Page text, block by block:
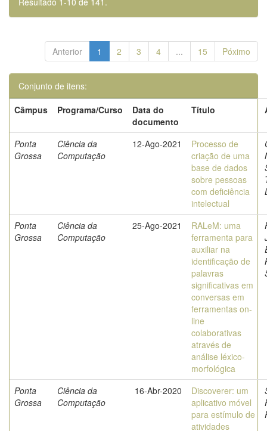
Anterior 1 2 3 4 ... 15 Póximo
Conjunto de itens:
Câmpus
Programa/Curso
Data do
documento
Título
Ponta
Grossa
Ciência da
Computação
12-Ago-2021
Processo de
criação de uma
base de dados
sobre pessoas
com deficiência
intelectual
Ponta
Grossa
Ciência da
Computação
25-Ago-2021
RALeM: uma
ferramenta para
auxiliar na
identificação de
palavras
significativas em
conversas em
ferramentas on-
line
colaborativas
através de
análise léxico-
morfológica
Ponta
Grossa
Ciência da
Computação
16-Abr-2020
Discoverer: um
aplicativo móvel
para estímulo de
atividades